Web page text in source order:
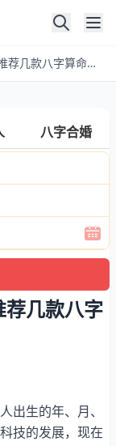
测八字算命免费运势软件(推荐几款八字算命软件)
八字合婚
几款八字
出生的年、月、
技的发展，现在